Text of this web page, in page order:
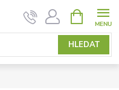
HLEDAT
NÁKUPNÍ
KOŠÍK